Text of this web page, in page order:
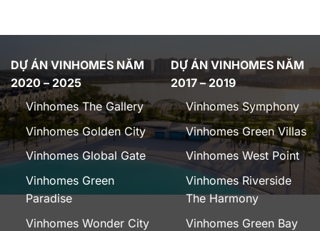
DỰ ÁN VINHOMES NĂM
2020 – 2025
Vinhomes The Gallery
Vinhomes Golden City
Vinhomes Global Gate
Vinhomes Green
Paradise
Vinhomes Wonder City
DỰ ÁN VINHOMES NĂM
2017 – 2019
Vinhomes Symphony
Vinhomes Green Villas
Vinhomes West Point
Vinhomes Riverside
The Harmony
Vinhomes Green Bay